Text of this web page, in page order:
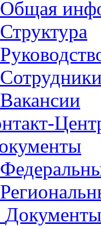
Общая
Структура
Сотрудники
Вакансии